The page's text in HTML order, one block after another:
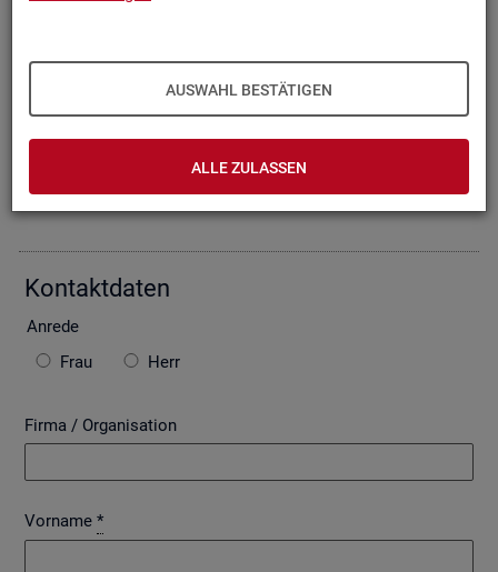
AUSWAHL BESTÄTIGEN
ALLE ZULASSEN
ten wir Ihre An­fra­ge per E-Mail, so­fern Sie damit ein­ver­stan­
den sind. Bitte be­ach­ten Sie auch die unten ste­hen­den Hin­
wei­se zu ggf. ent­ste­hen­den Kos­ten.
Die mit * ge­kenn­zeich­ne­ten Fel­der sind Pflicht­fel­der.
Kon­takt­da­ten
An­re­de
Frau
Herr
Firma / Organisation
Vorname *